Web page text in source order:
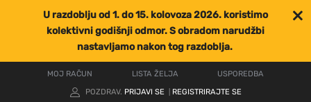
U razdoblju od 1. do 15. kolovoza 2026. koristimo
kolektivni godišnji odmor. S obradom narudžbi
nastavljamo nakon tog razdoblja.
MOJ RAČUN LISTA ŽELJA
USPOREDBA
POZDRAV. PRIJAVI SE REGISTRIRAJTE SE